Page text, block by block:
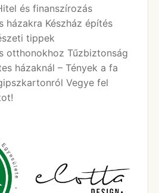
és finanszírozás
házakra Készház építés
tippek
otthonokhoz Tűzbiztonság
házaknál – Tények a fa
Vegye fel